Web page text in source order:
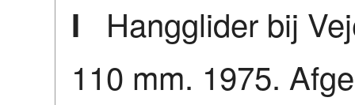
I Hangglider bij
110 mm. 1975.